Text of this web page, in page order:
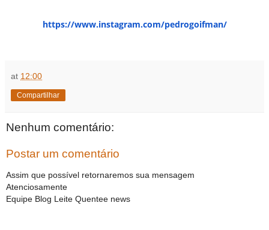
https://www.instagram.com/pedrogoifman/
at 12:00
Compartilhar
Nenhum comentário:
Postar um comentário
Assim que possível retornaremos sua mensagem
Atenciosamente
Equipe Blog Leite Quentee news